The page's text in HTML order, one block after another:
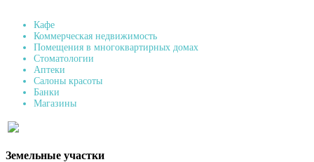
Кафе
Коммерческая недвижимость
Помещения в многоквартирных домах
Стоматологии
Аптеки
Салоны красоты
Банки
Магазины
Земельные участки